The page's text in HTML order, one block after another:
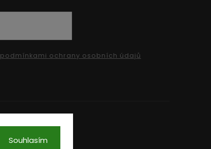
Souhlasím
podmínkami ochrany osobních údajů